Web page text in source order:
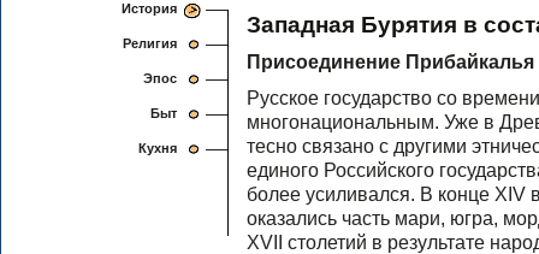
История
Религия
Эпос
Быт
Кухня
Западная Бурятия в
Присоединение Прибайкалья
Русское государство со
многонациональным. Уже в
тесно связано с другими
единого Российского
более усиливался. В конце XIV
оказались часть мари, югра,
XVII столетий в результате